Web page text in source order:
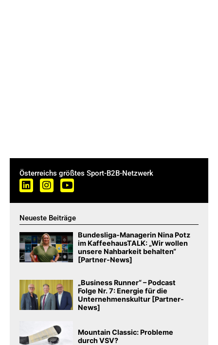
Österreichs größtes Sport-B2B-Netzwerk
Neueste Beiträge
Bundesliga-Managerin Nina Potz
im KaffeehausTALK: „Wir wollen
unsere Nahbarkeit behalten“
[Partner-News]
„Business Runner“ – Podcast
Folge Nr. 7: Energie für die
Unternehmenskultur [Partner-
News]
Mountain Classic: Probleme
durch VSV?